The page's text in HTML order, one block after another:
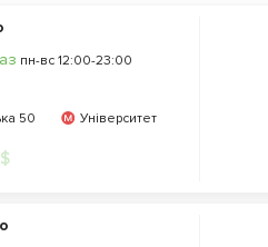
пн-вс 12:00-23:00
50
Університет
$